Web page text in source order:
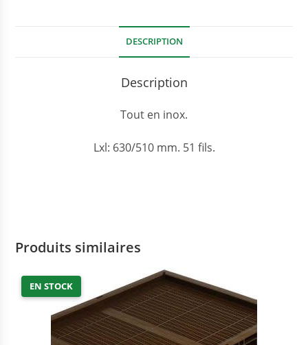
DESCRIPTION
Description
Tout en inox.
Lxl: 630/510 mm. 51 fils.
Produits similaires
EN STOCK